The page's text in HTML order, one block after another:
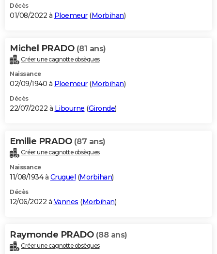
Décès
01/08/2022 à Ploemeur(Morbihan)
Michel PRADO (81 ans)
Créer une cagnotte obsèques
Naissance
02/09/1940 à Ploemeur(Morbihan)
Décès
22/07/2022 à Libourne (Gironde)
Emilie PRADO (87 ans)
Créer une cagnotte obsèques
Naissance
11/08/1934 à Cruguel (Morbihan)
Décès
12/06/2022 à Vannes (Morbihan)
Raymonde PRADO (88 ans)
Créer une cagnotte obsèques